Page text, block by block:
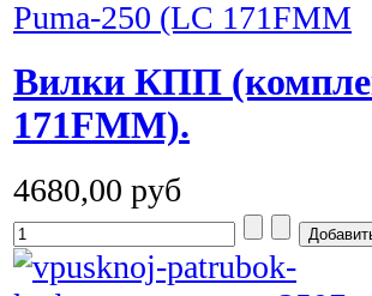
Вилки КПП
171FMM).
4680,00 руб